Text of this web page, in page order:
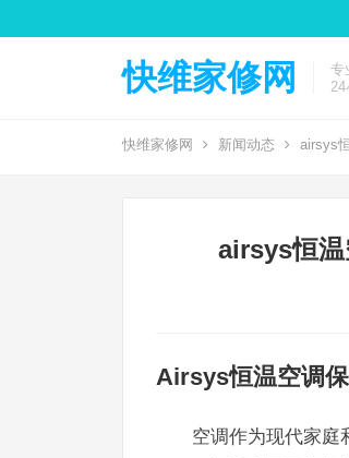
快维家修网
专
快维家修网 新闻动态 airsys
airsys恒温
Airsys恒温空调
空调作为现代家庭